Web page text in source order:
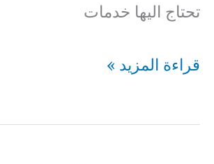
تحتاج اليها خدمات
فني
الوفرة
قراءة المزيد »